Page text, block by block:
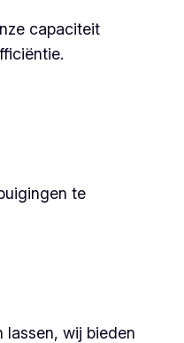
capaciteit
te
lassen, wij bieden